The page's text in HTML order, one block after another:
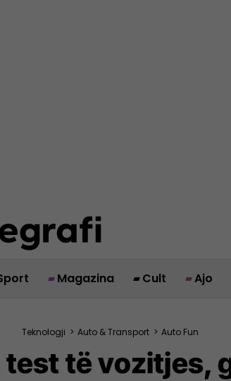
Magazina Cult Ajo
Teknologji > Auto & Transport > Auto Fun
të vozitjes,